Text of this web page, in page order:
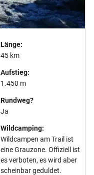
Länge:
45 km
Aufstieg:
1.450 m
Rundweg?
Ja
Wildcamping:
Wildcampen am Trail ist
eine Grauzone. Offiziell ist
es verboten, es wird aber
scheinbar geduldet.